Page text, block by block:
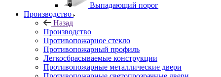
Выпадающий порог
Производство
Назад
Производство
Противопожарное стекло
Противопожарный профиль
Легкосбрасываемые конструкции
Противопожарные металлические двери